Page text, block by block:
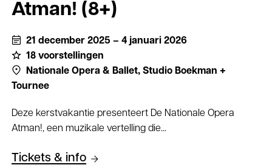
Atman! (8+)
21 december 2025 – 4 januari 2026
18 voorstellingen
Nationale Opera & Ballet, Studio Boekman +
Tournee
Deze kerstvakantie presenteert De Nationale Opera
Atman!, een muzikale vertelling die...
Tickets & info